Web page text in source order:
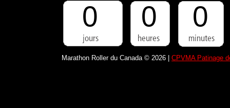
0 0 0
Marathon Roller du Canada © 2026 | CPVMA Patinage